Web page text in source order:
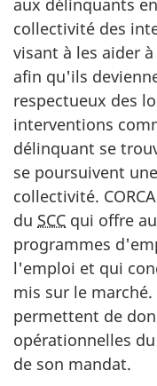
aux délinquants
collectivité des
visant à les aider
afin qu'ils
respectueux des
interventions
délinquant se
se poursuivent
collectivité.
du SCC qui offre
programmes
l'emploi et qui
mis sur le
permettent de
opérationnelles
de son mandat.